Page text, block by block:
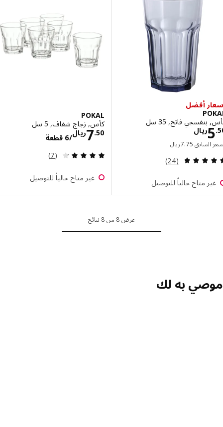
أفضل
فاتح, 35 سل
ريالالاسعار ريال 5.50
السابق ريال7 .75 السعر السابق ريال 7.75
مراجعة: 4.8 من أصل 5 نجوم. إجمالي المراجعات:
(24)
متاح حالياً للتوصيل
POKAL
كأس, زجاج شفاف, 5 سل
ريال7 /6 قطعة الاسعار ريال
مراجعة: 4.3 من أصل 5 نجوم. إجمالي المراجعات:
(7)
غير متاح حالياً للتوصيل
عرض 8 من 8 نتائج
به لك